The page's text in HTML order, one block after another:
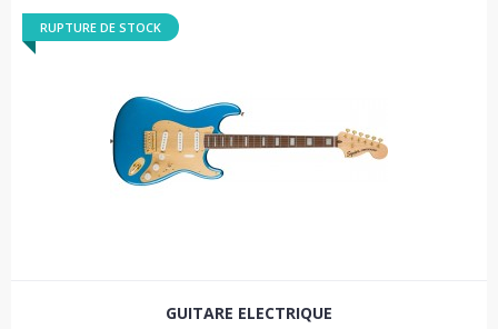
RUPTURE DE STOCK
GUITARE ELECTRIQUE